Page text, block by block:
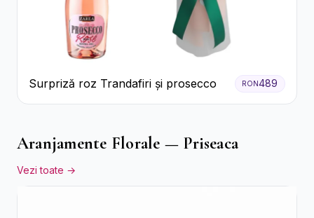
Surpriză roz Trandafiri și prosecco RON489
Aranjamente Florale — Priseaca
Vezi toate →